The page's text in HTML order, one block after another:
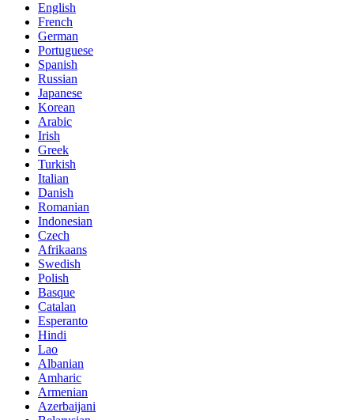
English
French
German
Portuguese
Spanish
Russian
Japanese
Korean
Arabic
Irish
Greek
Turkish
Italian
Danish
Romanian
Indonesian
Czech
Afrikaans
Swedish
Polish
Basque
Catalan
Esperanto
Hindi
Lao
Albanian
Amharic
Armenian
Azerbaijani